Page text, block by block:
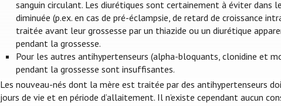
sanguin circulant. Les diurétiques sont certainement à éviter
diminuée (p.ex. en cas de pré-éclampsie, de retard de croissance
traitée avant leur grossesse par un thiazide ou un diurétique
pendant la grossesse.
Pour les autres antihypertenseurs (alpha-bloquants, clonidine et
pendant la grossesse sont insuffisantes.
Les nouveau-nés dont la mère est traitée par des antihypertenseurs
jours de vie et en période d’allaitement. Il n’existe cependant aucun